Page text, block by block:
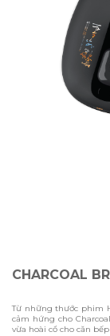
CHARCOAL
Từ những thước phim
cảm hứng cho
vừa hoài cổ cho căn